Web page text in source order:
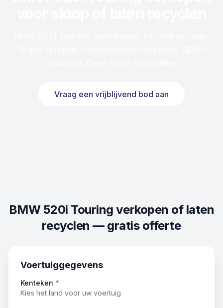
Vraag een vrijblijvend bod aan
BMW 520i Touring verkopen of laten
recyclen — gratis offerte
Voertuiggegevens
Kenteken *
Kies het land voor uw voertuig